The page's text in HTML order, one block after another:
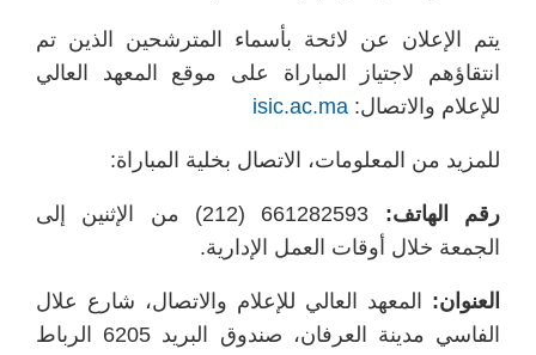
يتم الإعلان عن لائحة بأسماء المترشحين الذين تم
انتقاؤهم لاجتياز المباراة على موقع المعهد العالي
للإعلام والاتصال: isic.ac.ma
للمزيد من المعلومات، الاتصال بخلية المباراة:
رقم الهاتف:
661282593 (212) من الإثنين إلى
الجمعة خلال أوقات العمل الإدارية.
العنوان: المعهد العالي للإعلام والاتصال، شارع علال
الفاسي مدينة العرفان، صندوق البريد 6205 الرباط